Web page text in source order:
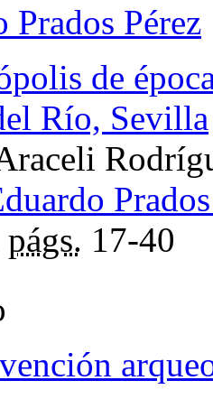
Prados Pérez
de
Río, Sevilla
págs. 17-40